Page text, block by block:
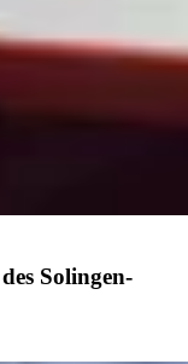
Solingen-